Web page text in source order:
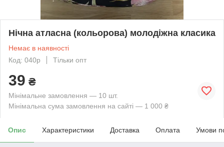
Нічна атласна (кольорова) молодіжна класика
Немає в наявності
Код: 040р
Тільки опт
39 ₴
Мінімальне замовлення — 10 шт.
Мінімальна сума замовлення на сайті — 1 000 ₴
Опис Характеристики Доставка Оплата Умови